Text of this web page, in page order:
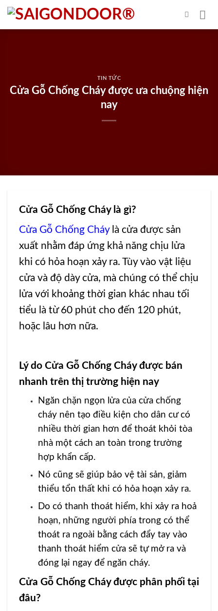
Skip
content
TIN TỨC
Cửa Gỗ Chống Cháy được ưa chuộng hiện
nay
Cửa Gỗ Chống Cháy là gì?
Cửa Gỗ Chống Cháylà cửa được sản
xuất nhằm đáp ứng khả năng chịu lửa
khi có hỏa hoạn xảy ra. Tùy vào vật liệu
cửa và độ dày cửa, mà chúng có thể chịu
lửa với khoảng thời gian khác nhau tối
tiểu là từ 60 phút cho đến 120 phút,
hoặc lâu hơn nữa.
Lý do Cửa Gỗ Chống Cháy được bán
nhanh trên thị trường hiện nay
Ngăn chặn ngọn lửa của cửa chống
cháy nên tạo điều kiện cho dân cư có
nhiều thời gian hơn để thoát khỏi tòa
nhà một cách an toàn trong trường
hợp khẩn cấp.
Nó cũng sẽ giúp bảo vệ tài sản, giảm
thiểu tổn thất khi có hỏa hoạn xảy ra.
Do có thanh thoát hiểm, khi xảy ra hoả
hoạn, những người phía trong có thể
thoát ra ngoài bằng cách đẩy tay vào
thanh thoát hiểm cửa sẽ tự mở ra và
đóng lại ngay để ngăn cháy.
Cửa Gỗ Chống Cháy được phân phối tại
đâu?